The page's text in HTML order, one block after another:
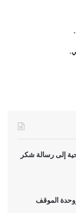
إلى رسالة شكر
الموقف